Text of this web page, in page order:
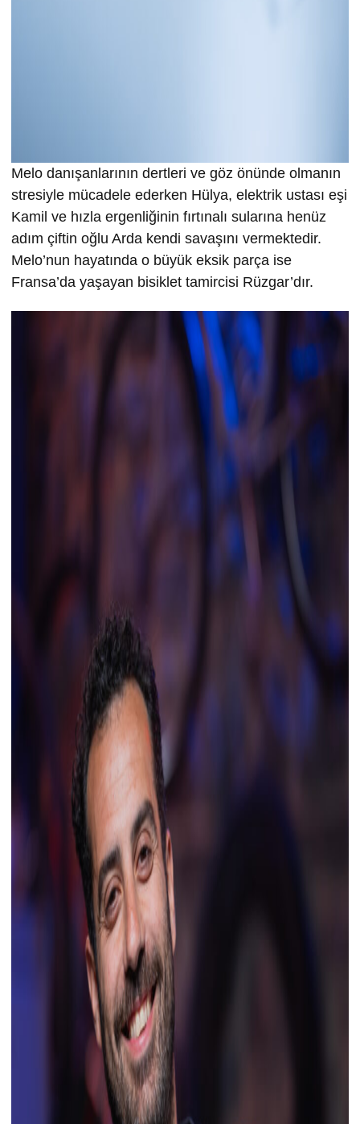
Melo danışanlarının dertleri ve göz önünde olmanın
stresiyle mücadele ederken Hülya, elektrik ustası eşi
Kamil ve hızla ergenliğinin fırtınalı sularına henüz
adım çiftin oğlu Arda kendi savaşını vermektedir.
Melo’nun hayatında o büyük eksik parça ise
Fransa’da yaşayan bisiklet tamircisi Rüzgar’dır.